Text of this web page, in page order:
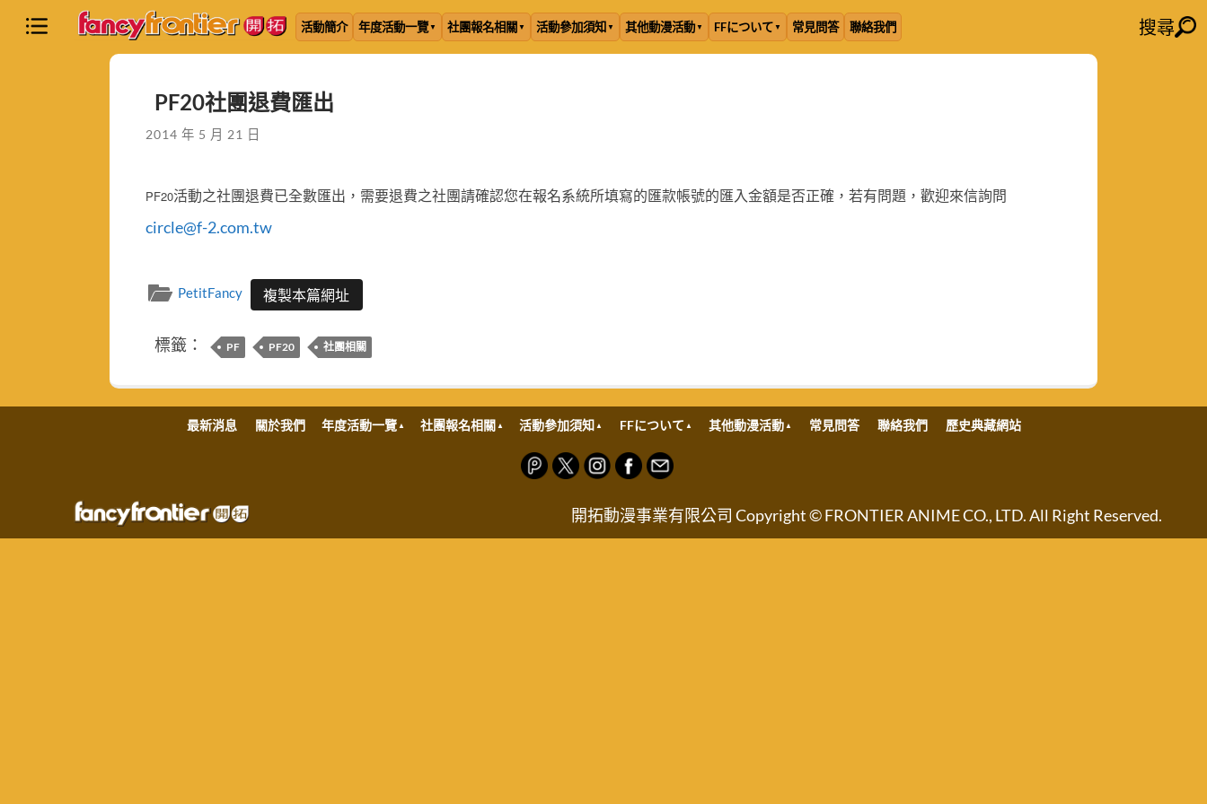
活動簡介 年度活動一覽 社團報名相關 活動參加須知 其他動漫活動 FFについて 常見問答 聯絡我們 搜尋
PF20社團退費匯出
2014 年 5 月 21 日
PF20活動之社團退費已全數匯出，需要退費之社團請確認您在報名系統所填寫的匯款帳號的匯入金額是否正確，若有問題，歡迎來信詢問
circle@f-2.com.tw
PetitFancy 複製本篇網址
標籤： PF PF20 社團相關
最新消息 關於我們 年度活動一覽 社團報名相關 活動參加須知 FFについて 其他動漫活動 常見問答 聯絡我們 歷史典藏網站
開拓動漫事業有限公司 Copyright © FRONTIER ANIME CO., LTD. All Right Reserved.